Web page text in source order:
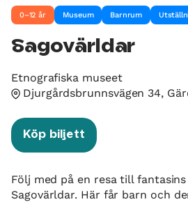
0–12 år Museum Barnrum
Sagovärldar
Etnografiska museet
Djurgårdsbrunnsvägen 34,
Köp biljett
Följ med på en resa till
Sagovärldar. Här får barn och